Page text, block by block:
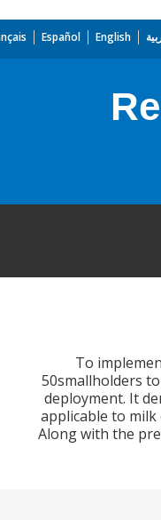
English
Español
To
50smallholders
deployment. It
applicable to
Along with the